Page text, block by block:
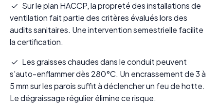
Sur le plan HACCP, la propreté des installations de
ventilation fait partie des critères évalués lors des
audits sanitaires. Une intervention semestrielle facilite
la certification.
Les graisses chaudes dans le conduit peuvent
s'auto-enflammer dès 280°C. Un encrassement de 3 à
5 mm sur les parois suffit à déclencher un feu de hotte.
Le dégraissage régulier élimine ce risque.